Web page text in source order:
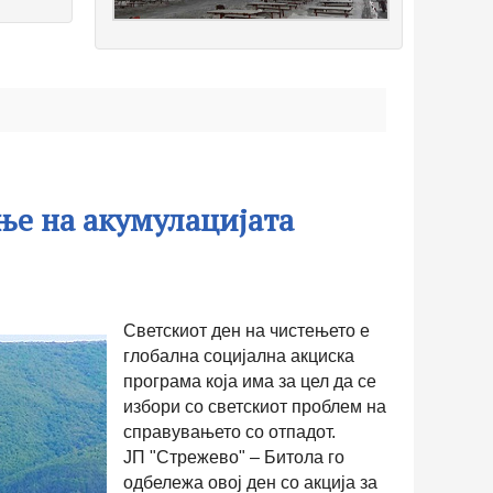
на акумулацијата
Светскиот ден на чистењето е
глобална социјална акциска
програма која има за цел да се
избори со светскиот проблем на
справувањето со отпадот.
ЈП "Стрежево" – Битола го
одбележа овој ден со акција за